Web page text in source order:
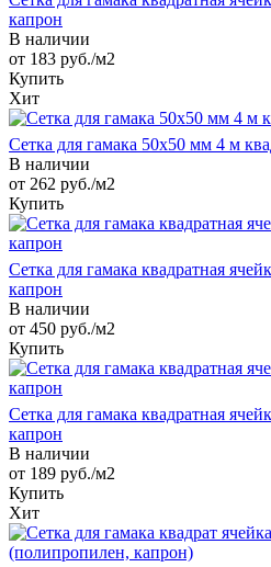
капрон
В наличии
от 183 руб./м2
Купить
Хит
Сетка для гамака 50х50 мм 4 м
В наличии
от 262 руб./м2
Купить
Сетка для гамака квадратная
капрон
В наличии
от 450 руб./м2
Купить
Сетка для гамака квадратная
капрон
В наличии
от 189 руб./м2
Купить
Хит